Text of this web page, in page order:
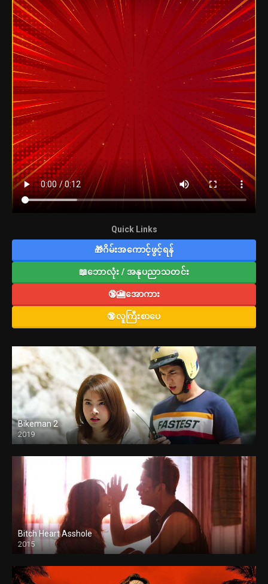
Quick Links
🎁ဂိမ်းအကောင့်ဖွင့်ရန်
📖ဘောလုံး / အနုပညာသတင်း
🔞🎦အောကား
🔞လူကြီးစာပေ
Bikeman 2
2019
Bitch Heart Asshole
2015